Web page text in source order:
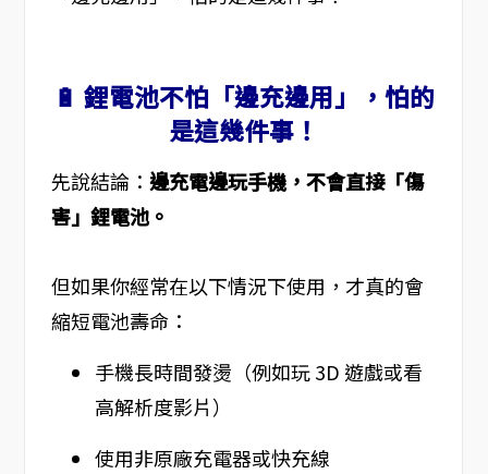
🔋 鋰電池不怕「邊充邊用」，怕的
是這幾件事！
先說結論： 邊充電邊玩手機，不會直接「傷
害」鋰電池。
但如果你經常在以下情況下使用，才真的會
縮短電池壽命：
手機長時間發燙（例如玩 3D 遊戲或看
高解析度影片）
使用非原廠充電器或快充線